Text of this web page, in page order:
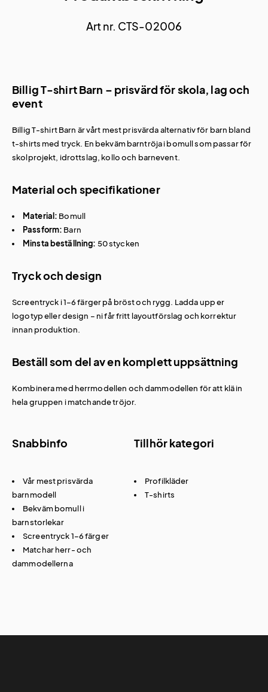
Art nr. CTS-02006
Billig T-shirt Barn – prisvärd för skola, lag och
event
Billig T-shirt Barn är vårt mest prisvärda alternativ för barn bland
t-shirts med tryck. En bekväm barntröja i bomull som passar för
skolprojekt, idrottslag, kollo och barnevent.
Material och specifikationer
Material: Bomull
Passform: Barn
Minsta beställning: 50 stycken
Tryck och design
Screentryck i 1–6 färger på bröst och rygg. Ladda upp er
logotyp eller design – ni får fritt layoutförslag och korrektur
innan produktion.
Beställ som del av en komplett uppsättning
Kombinera med herrmodellen ochdammodellen för att klä in
hela gruppen i matchande tröjor.
Snabbinfo
Vår mest prisvärda
barnmodell
Bekväm bomull i
barnstorlekar
Screentryck 1–6 färger
Matchar herr- och
dammodellerna
Tillhör kategori
Profilkläder
T-shirts